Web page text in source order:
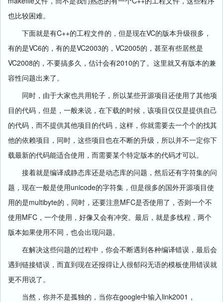
也比较困难。
下面就是有C++的工程文件的，但是现在VC的版本升级很多，
有的是VC6的，有的是VC2003的， VC2005的，甚至有些居然是
VC2008的，不要搞多久，估计会有2010的了。这里就又有版本的兼
容性问题出来了。
同时，由于大家也共用轮子，所以某些开源项目还使用了其他项
目的代码，但是，一般来说，在下载的时候，该项目仅仅是提供自己
的代码，而不提供其他项目的代码，这样，你就需要去一个个的找其
他的依赖项目，同时，这些项目也在不断的升级，所以并不一定你下
载最新的代码能适合使用，而需要某个特定版本的代码才可以。
接着就是编译成静态库还是动态库的问题，然后还有字符集的问
题，现在一般是使用 unicode的字符集，但是很多的国外开源项目使
用的是multibyte的，同时，还要注意MFC是否使用了，否则一个不
使用 MFC ，一个使用，好像又会有冲突。最后，就是多线程，两个
版本如果使用不同，也会出现问题。
在解决这些问题的过程中，你会不断遇到各种编译错误，最后会
遇到链接错误，而直到现在还报得让人很郁闷无语的模板使用错误就
更不用说了。
当然，你并不是孤独的，当你在google中输入 link2001 ，